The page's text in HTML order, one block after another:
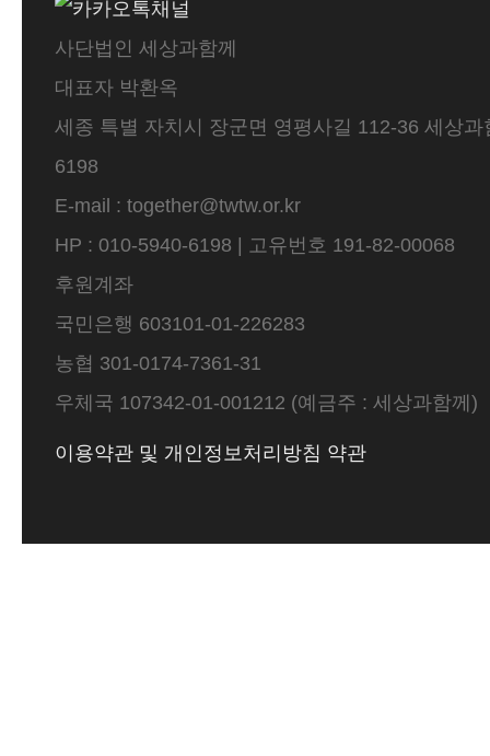
사단법인 세상과함께
대표자 박환옥
세종 특별 자치시 장군면 영평사길 112-36 세상
6198
E-mail : together@twtw.or.kr
HP : 010-5940-6198 | 고유번호 191-82-00068
후원계좌
국민은행 603101-01-226283
농협 301-0174-7361-31
우체국 107342-01-001212 (예금주 : 세상과함께)
이용약관 및 개인정보처리방침 약관